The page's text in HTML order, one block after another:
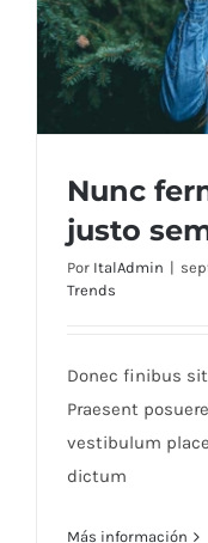
Nunc
justo
Por ItalAdmin |
Trends
Donec finibus
Praesent
vestibulum
dictum
Más información